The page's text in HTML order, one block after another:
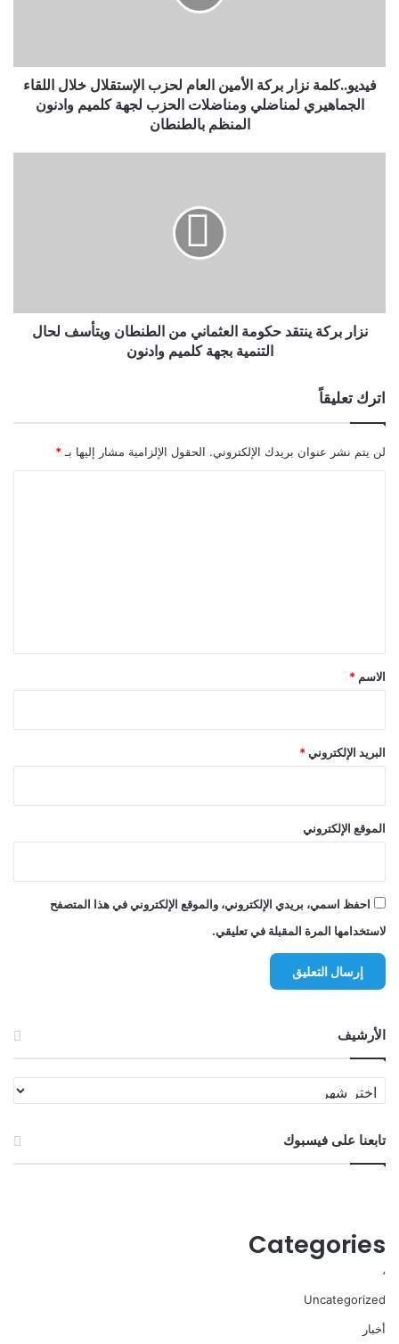
فيديو..كلمة نزار بركة الأمين العام لحزب الإستقلال خلال اللقاء
الجماهيري لمناضلي ومناضلات الحزب لجهة كلميم وادنون
المنظم بالطنطان
نزار بركة ينتقد حكومة العثماني من الطنطان ويتأسف لحال
التنمية بجهة كلميم وادنون
اترك تعليقاً
لن يتم نشر عنوان بريدك الإلكتروني. الحقول الإلزامية مشار إليها بـ *
*
الاسم *
البريد الإلكتروني *
الموقع الإلكتروني
احفظ اسمي، بريدي الإلكتروني، والموقع الإلكتروني في هذا المتصفح
لاستخدامها المرة المقبلة في تعليقي.
الأرشيف
الأرشيف
تابعنا على فيسبوك
Categories
،
Uncategorized
أخبار